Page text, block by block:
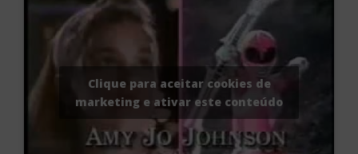
Clique para aceitar cookies de
marketing e ativar este conteúdo